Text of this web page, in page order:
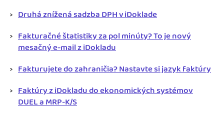
Druhá znížená sadzba DPH v iDoklade
Fakturačné štatistiky za pol minúty? To je nový
mesačný e-mail z iDokladu
Fakturujete do zahraničia? Nastavte si jazyk faktúry
Faktúry z iDokladu do ekonomických systémov
DUEL a MRP-K/S